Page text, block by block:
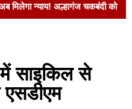
मिलेगा न्याय! अल्हागंज चकबंदी को
तक आंदोलन जारी रखने की
में सनी देओल, करण देओल और
साइकिल से
एसडीएम